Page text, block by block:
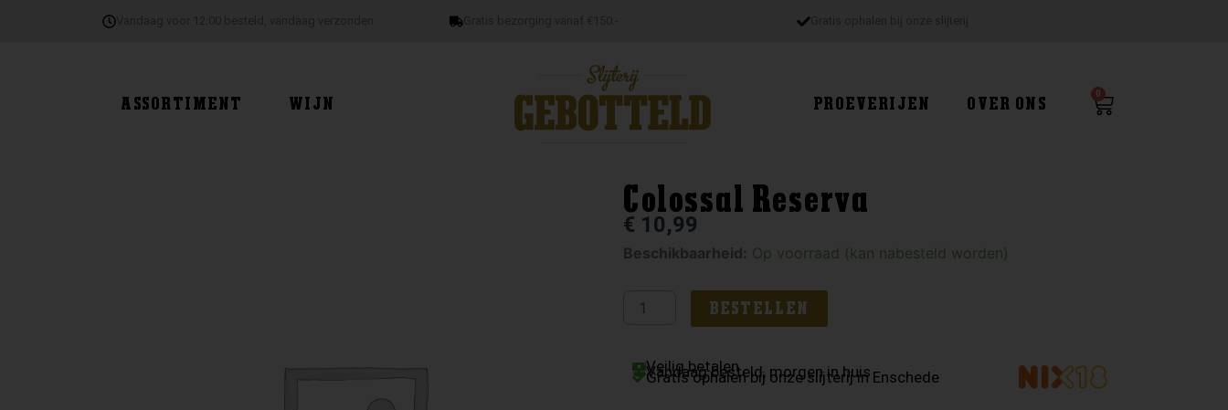
ASSORTIMENT WIJN PROEVERIJEN OVER ONS
0
Winkelwagen
Colossal Reserva
€ 10,99
Beschikbaarheid: Op voorraad (kan nabesteld worden)
Colossal
aantal
BESTELLEN
Veilig betalen
Vandaag besteld, morgen in huis
Gratis ophalen bij onze slijterij in Enschede